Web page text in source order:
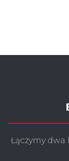
Łączymy